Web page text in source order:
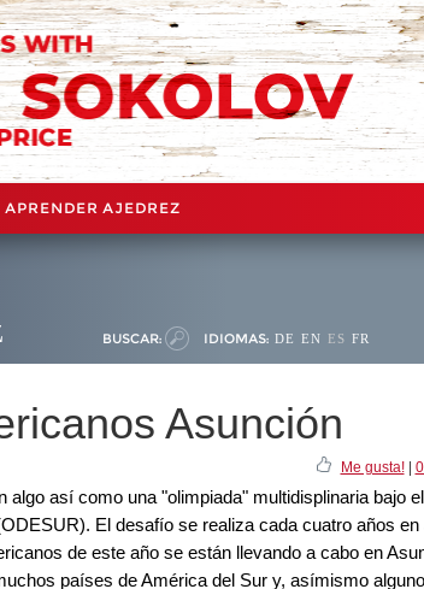
APRENDER AJEDREZ
BUSCAR: IDIOMAS: DE EN ES FR
Asunción
Me gusta!|
así como una "olimpiada" multidisplinaria bajo
El desafío se realiza cada cuatro años en
de este año se están llevando a cabo en
países de América del Sur y, asímismo